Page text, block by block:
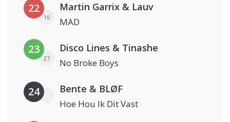
22
16
Martin Garrix & Lauv
MAD
23
27
Disco Lines & Tinashe
No Broke Boys
24 Bente & BLØF
Hoe Hou Ik Dit Vast